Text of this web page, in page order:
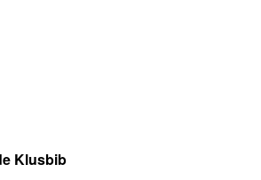
Klusbib